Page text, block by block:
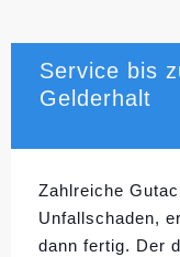
Service bis
Gelderhalt
Zahlreiche
Unfallschaden,
dann fertig. Der